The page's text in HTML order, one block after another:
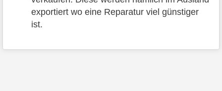
exportiert wo eine Reparatur viel günstiger
ist.